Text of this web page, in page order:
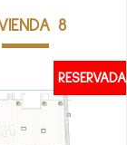
8
RESERVADA